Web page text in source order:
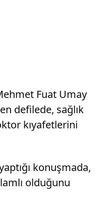
Fuat Umay
defilede, sağlık
kıyafetlerini
konuşmada,
olduğunu